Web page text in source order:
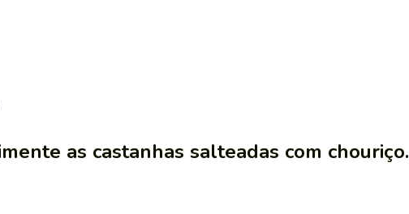
as castanhas salteadas com chouriço.